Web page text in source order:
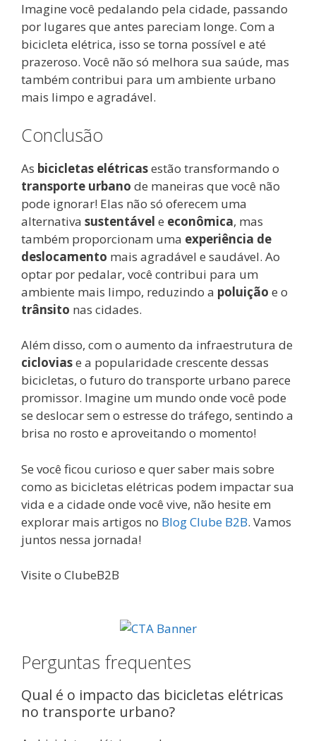
Imagine você pedalando pela cidade, passando
por lugares que antes pareciam longe. Com a
bicicleta elétrica, isso se torna possível e até
prazeroso. Você não só melhora sua saúde, mas
também contribui para um ambiente urbano
mais limpo e agradável.
Conclusão
As bicicletas elétricasestão transformando o
transporte urbano de maneiras que você não
pode ignorar! Elas não só oferecem uma
alternativa sustentável e econômica, mas
também proporcionam uma experiência de
deslocamento mais agradável e saudável. Ao
optar por pedalar, você contribui para um
ambiente mais limpo, reduzindo a poluição e o
trânsito nas cidades.
Além disso, com o aumento da infraestrutura de
cicloviase a popularidade crescente dessas
bicicletas, o futuro do transporte urbano parece
promissor. Imagine um mundo onde você pode
se deslocar sem o estresse do tráfego, sentindo a
brisa no rosto e aproveitando o momento!
Se você ficou curioso e quer saber mais sobre
como as bicicletas elétricas podem impactar sua
vida e a cidade onde você vive, não hesite em
explorar mais artigos no Blog Clube B2B. Vamos
juntos nessa jornada!
Visite o ClubeB2B
Perguntas frequentes
Qual é o impacto das bicicletas elétricas
no transporte urbano?